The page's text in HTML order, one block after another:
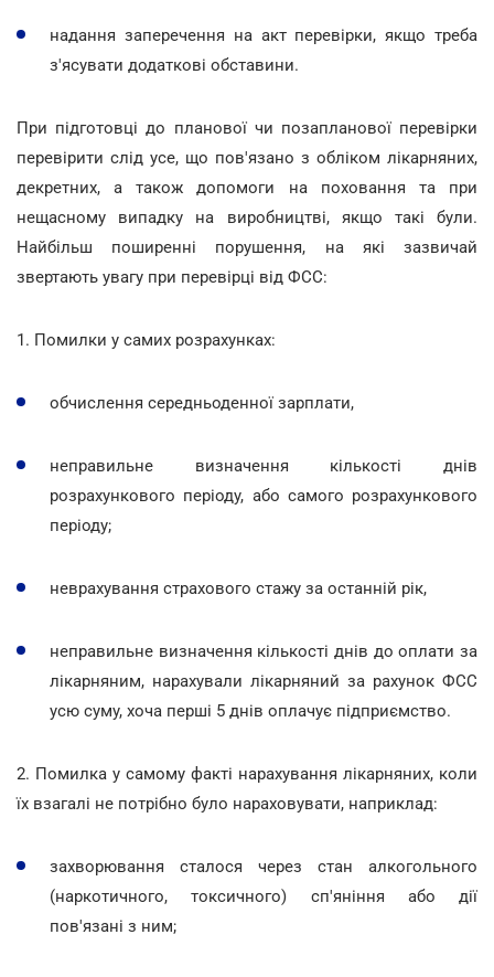
надання заперечення на акт перевірки, якщо треба
з'ясувати додаткові обставини.
При підготовці до планової чи позапланової перевірки
перевірити слід усе, що пов'язано з обліком лікарняних,
декретних, а також допомоги на поховання та при
нещасному випадку на виробництві, якщо такі були.
Найбільш поширенні порушення, на які зазвичай
звертають увагу при перевірці від ФСС:
1. Помилки у самих розрахунках:
обчислення середньоденної зарплати,
неправильне визначення кількості днів
розрахункового періоду, або самого розрахункового
періоду;
неврахування страхового стажу за останній рік,
неправильне визначення кількості днів до оплати за
лікарняним, нарахували лікарняний за рахунок ФСС
усю суму, хоча перші 5 днів оплачує підприємство.
2. Помилка у самому факті нарахування лікарняних, коли
їх взагалі не потрібно було нараховувати, наприклад:
захворювання сталося через стан алкогольного
(наркотичного, токсичного) сп'яніння або дії
пов'язані з ним;